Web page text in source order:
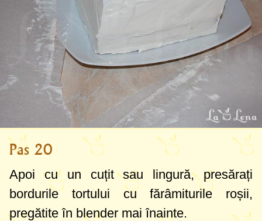
Pas 20
Apoi cu un cuțit sau lingură, presărați
bordurile tortului cu fărâmiturile roșii,
pregătite în blender mai înainte.